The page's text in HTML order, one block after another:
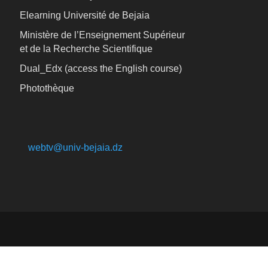
Elearning Université de Bejaia
Ministère de l’Enseignement Supérieur
et de la Recherche Scientifique
Dual_Edx (access the English course)
Photothèque
webtv@univ-bejaia.dz